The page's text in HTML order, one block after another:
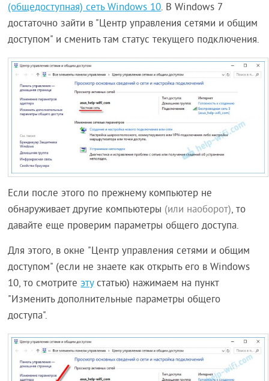
(общедоступная) сеть Windows 10. В Windows 7
достаточно зайти в "Центр управления сетями и общим
доступом" и сменить там статус текущего подключения.
Если после этого по прежнему компьютер не
обнаруживает другие компьютеры (или наоборот), то
давайте еще проверим параметры общего доступа.
Для этого, в окне "Центр управления сетями и общим
доступом" (если не знаете как открыть его в Windows
10, то смотритеэтустатью) нажимаем на пункт
"Изменить дополнительные параметры общего
доступа".